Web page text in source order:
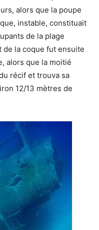
alors que la poupe
instable, constituait
de la plage
de la coque fut ensuite
alors que la moitié
récif et trouva sa
12/13 mètres de